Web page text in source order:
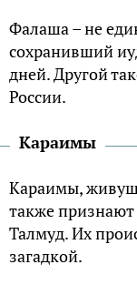
Фалаша – не
сохранивший
дней. Другой
России.
Караимы
Караимы,
также признают
Талмуд. Их
загадкой.